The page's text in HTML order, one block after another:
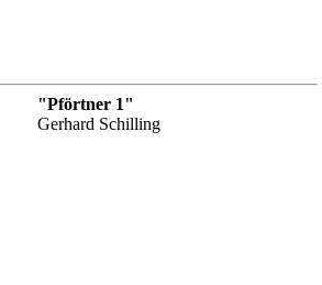
"Pförtner 1"
Gerhard Schilling